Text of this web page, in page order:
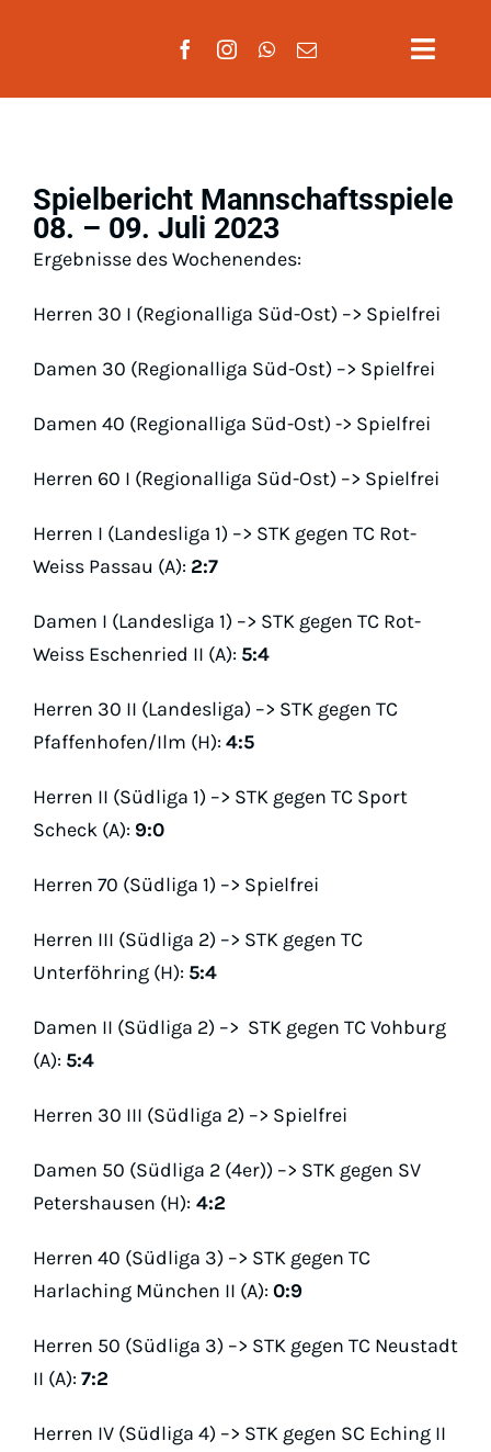
Toggle
Verein
Training
Gäste
Spielbericht Mannschaftsspiele
08. – 09. Juli 2023
Ergebnisse des Wochenendes:
Herren 30 I (Regionalliga Süd-Ost) –> Spielfrei
Damen 30 (Regionalliga Süd-Ost) –> Spielfrei
Damen 40 (Regionalliga Süd-Ost) -> Spielfrei
Herren 60 I (Regionalliga Süd-Ost) –> Spielfrei
Herren I (Landesliga 1) –> STK gegen TC Rot-
Weiss Passau (A): 2:7
Damen I (Landesliga 1) –> STK gegen TC Rot-
Weiss Eschenried II (A): 5:4
Herren 30 II (Landesliga) –> STK gegen TC
Pfaffenhofen/Ilm (H): 4:5
Herren II (Südliga 1) –> STK gegen TC Sport
Scheck (A): 9:0
Herren 70 (Südliga 1) –> Spielfrei
Herren III (Südliga 2) –> STK gegen TC
Unterföhring (H): 5:4
Damen II (Südliga 2) –> STK gegen TC Vohburg
(A): 5:4
Herren 30 III (Südliga 2) –> Spielfrei
Damen 50 (Südliga 2 (4er)) –> STK gegen SV
Petershausen (H): 4:2
Herren 40 (Südliga 3) –> STK gegen TC
Harlaching München II (A): 0:9
Herren 50 (Südliga 3) –> STK gegen TC Neustadt
II (A): 7:2
Herren IV (Südliga 4) –> STK gegen SC Eching II